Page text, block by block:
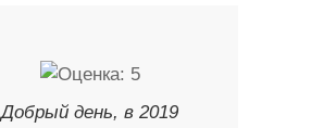
Добрый день, в 2019